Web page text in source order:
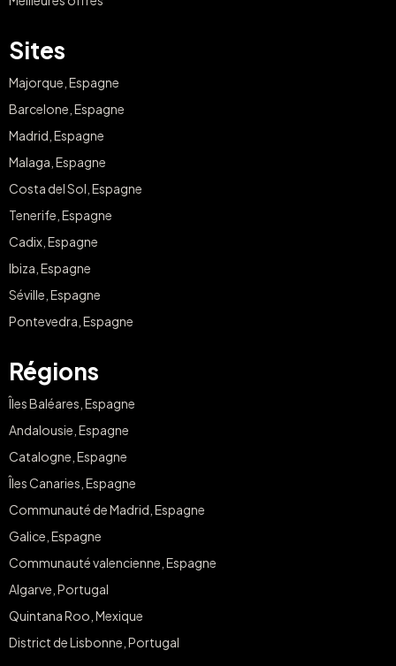
Sites
Majorque, Espagne
Barcelone, Espagne
Madrid, Espagne
Malaga, Espagne
Costa del Sol, Espagne
Tenerife, Espagne
Cadix, Espagne
Ibiza, Espagne
Séville, Espagne
Pontevedra, Espagne
Régions
Îles Baléares, Espagne
Andalousie, Espagne
Catalogne, Espagne
Îles Canaries, Espagne
Communauté de Madrid, Espagne
Galice, Espagne
Communauté valencienne, Espagne
Algarve, Portugal
Quintana Roo, Mexique
District de Lisbonne, Portugal